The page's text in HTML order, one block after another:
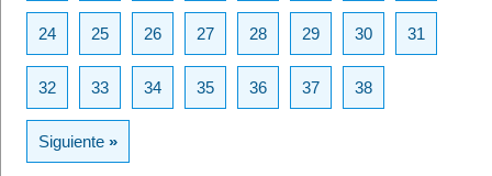
24 25 26 27 28 29 30 31
32 33 34 35 36 37 38
Siguiente»